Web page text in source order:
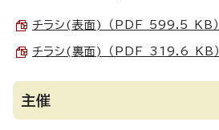
チラシ(表面) （PDF 599.5 KB）
チラシ(裏面) （PDF 319.6 KB）
主催